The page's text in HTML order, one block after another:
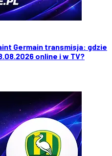
Germain transmisja: gdzie
online i w TV?